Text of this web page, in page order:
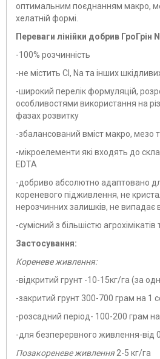
оптимальним поєднанням макро,
хелатній формі.
Переваги лінійки добрив ГроГрін
-100% розчинність
-не містить Cl, Na та інших
-широкий перелік формуляцій,
особливостями використання на
фазах розвитку
-збалансований вміст макро, мезо
-мікроелементи які входять до
EDTA
-добриво абсолютно адаптовано
кореневого підживлення, не
нерозчинних залишків, не випадає
-сумісний з більшістю
Застосування:
Кореневе живлення:
-відкритий грунт -10-15кг/га (за
-закритий грунт 300-700 грам на 1
-розсадний період- 100-200 грам
-для безперервного живлення-від
Позакореневе живлення2-5 кг/га